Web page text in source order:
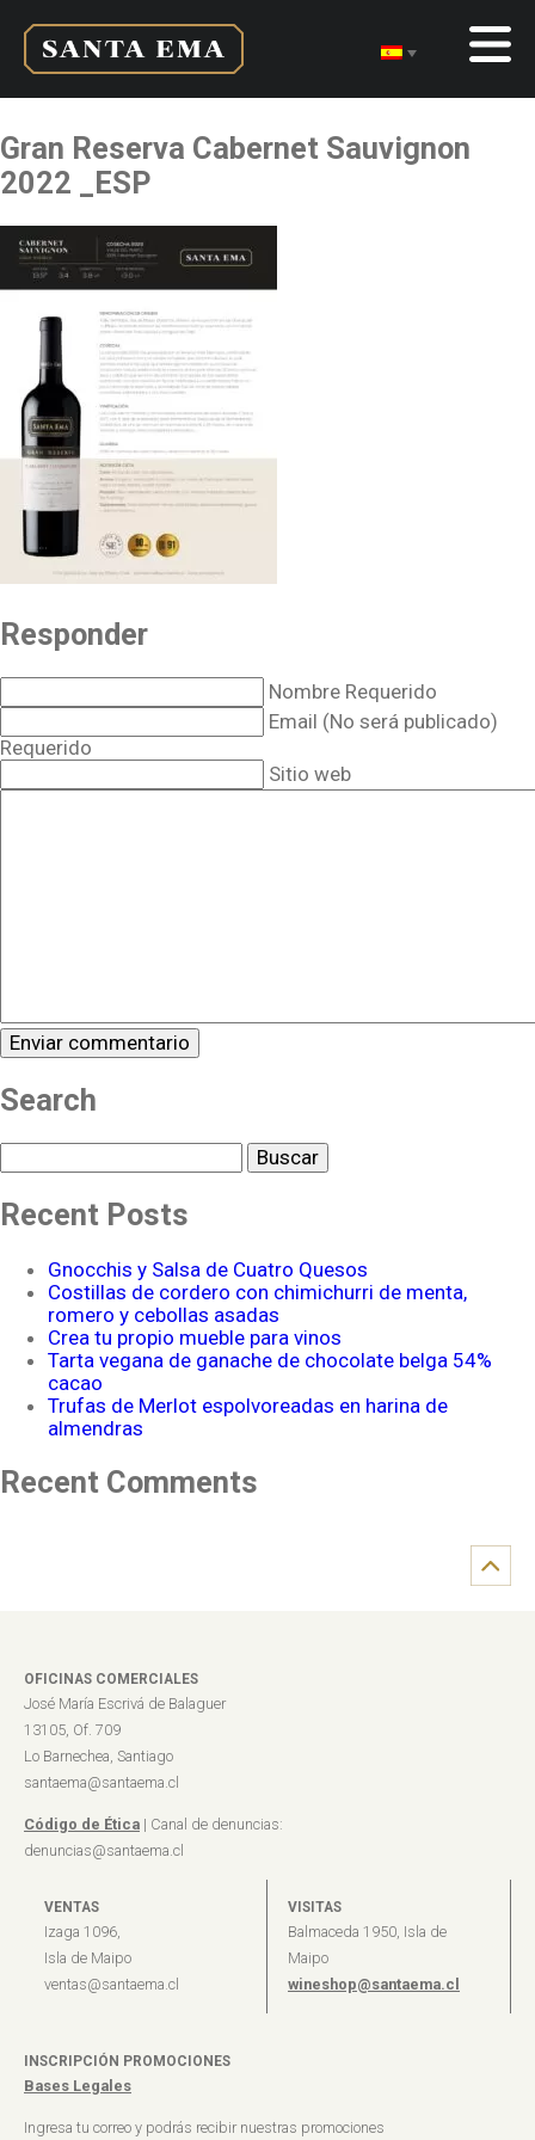
Gran Reserva Cabernet Sauvignon
2022 _ESP
Responder
Nombre Requerido
Email (No será publicado)
Requerido
Sitio web
Search
Recent Posts
Gnocchis y Salsa de Cuatro Quesos
Costillas de cordero con chimichurri de menta,
romero y cebollas asadas
Crea tu propio mueble para vinos
Tarta vegana de ganache de chocolate belga 54%
cacao
Trufas de Merlot espolvoreadas en harina de
almendras
Recent Comments
OFICINAS COMERCIALES
José María Escrivá de Balaguer
13105, Of. 709
Lo Barnechea, Santiago
santaema@santaema.cl
Código de Ética | Canal de denuncias:
denuncias@santaema.cl
VENTAS
Izaga 1096,
Isla de Maipo
ventas@santaema.cl
VISITAS
Balmaceda 1950, Isla de
Maipo
wineshop@santaema.cl
INSCRIPCIÓN PROMOCIONES
Bases Legales
Ingresa tu correo y podrás recibir nuestras promociones